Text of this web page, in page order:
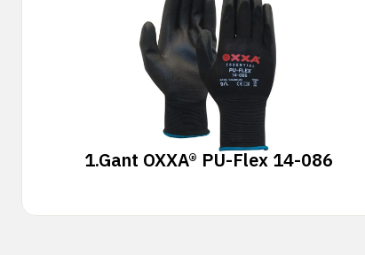
1.Gant OXXA® PU-Flex 14-086